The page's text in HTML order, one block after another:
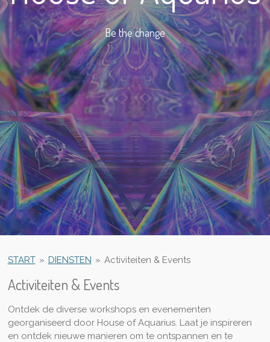
Be the change
START » DIENSTEN » Activiteiten & Events
Activiteiten & Events
Ontdek de diverse workshops en evenementen
georganiseerd door House of Aquarius. Laat je inspireren
en ontdek nieuwe manieren om te ontspannen en te